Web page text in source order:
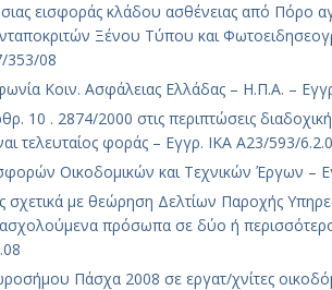
εισφοράς κλάδου ασθένειας από Πόρο
Ξένου Τύπου και
353/08
Κοιν. Ασφάλειας Ελλάδας – Η.Π.Α. –
10 . 2874/2000 στις περιπτώσεις
τελευταίος φοράς – Εγγρ. ΙΚΑ Α23/593/
Οικοδομικών και Τεχνικών Έργων –
σχετικά με θεώρηση Δελτίων Παροχής
πρόσωπα σε δύο ή
Πάσχα 2008 σε εργατ/χνίτες